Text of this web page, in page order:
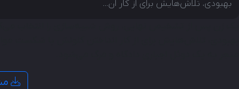
بهبودی، تلاش‌هایش برای از کار ان...